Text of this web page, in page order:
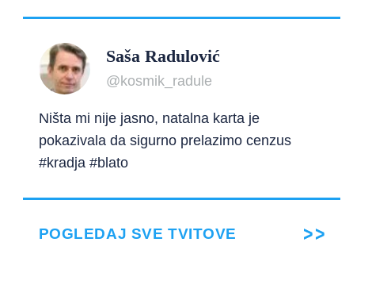
Saša Radulović
@kosmik_radule
Ništa mi nije jasno, natalna karta je
pokazivala da sigurno prelazimo cenzus
#kradja #blato
POGLEDAJ SVE TVITOVE